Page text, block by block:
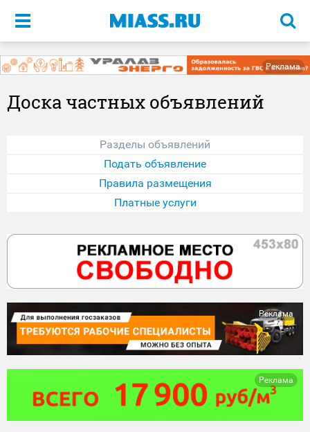
Меню
Реклама
Доска частных объявлений
Разделы объявлений
Подать объявление
Правила размещения
Платные услуги
Реклама
Реклама